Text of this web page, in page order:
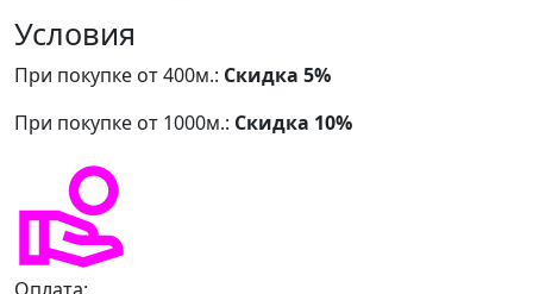
Условия
При покупке от 400м.: Скидка 5%
При покупке от 1000м.: Скидка 10%